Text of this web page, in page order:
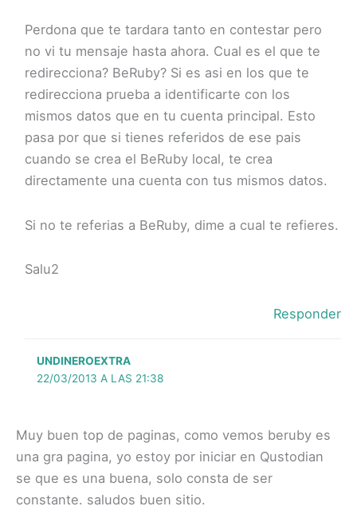
Perdona que te tardara tanto en contestar pero
no vi tu mensaje hasta ahora. Cual es el que te
redirecciona? BeRuby? Si es asi en los que te
redirecciona prueba a identificarte con los
mismos datos que en tu cuenta principal. Esto
pasa por que si tienes referidos de ese pais
cuando se crea el BeRuby local, te crea
directamente una cuenta con tus mismos datos.
Si no te referias a BeRuby, dime a cual te refieres.
Salu2
Responder
UNDINEROEXTRA
22/03/2013 A LAS 21:38
Muy buen top de paginas, como vemos beruby es
una gra pagina, yo estoy por iniciar en Qustodian
se que es una buena, solo consta de ser
constante. saludos buen sitio.